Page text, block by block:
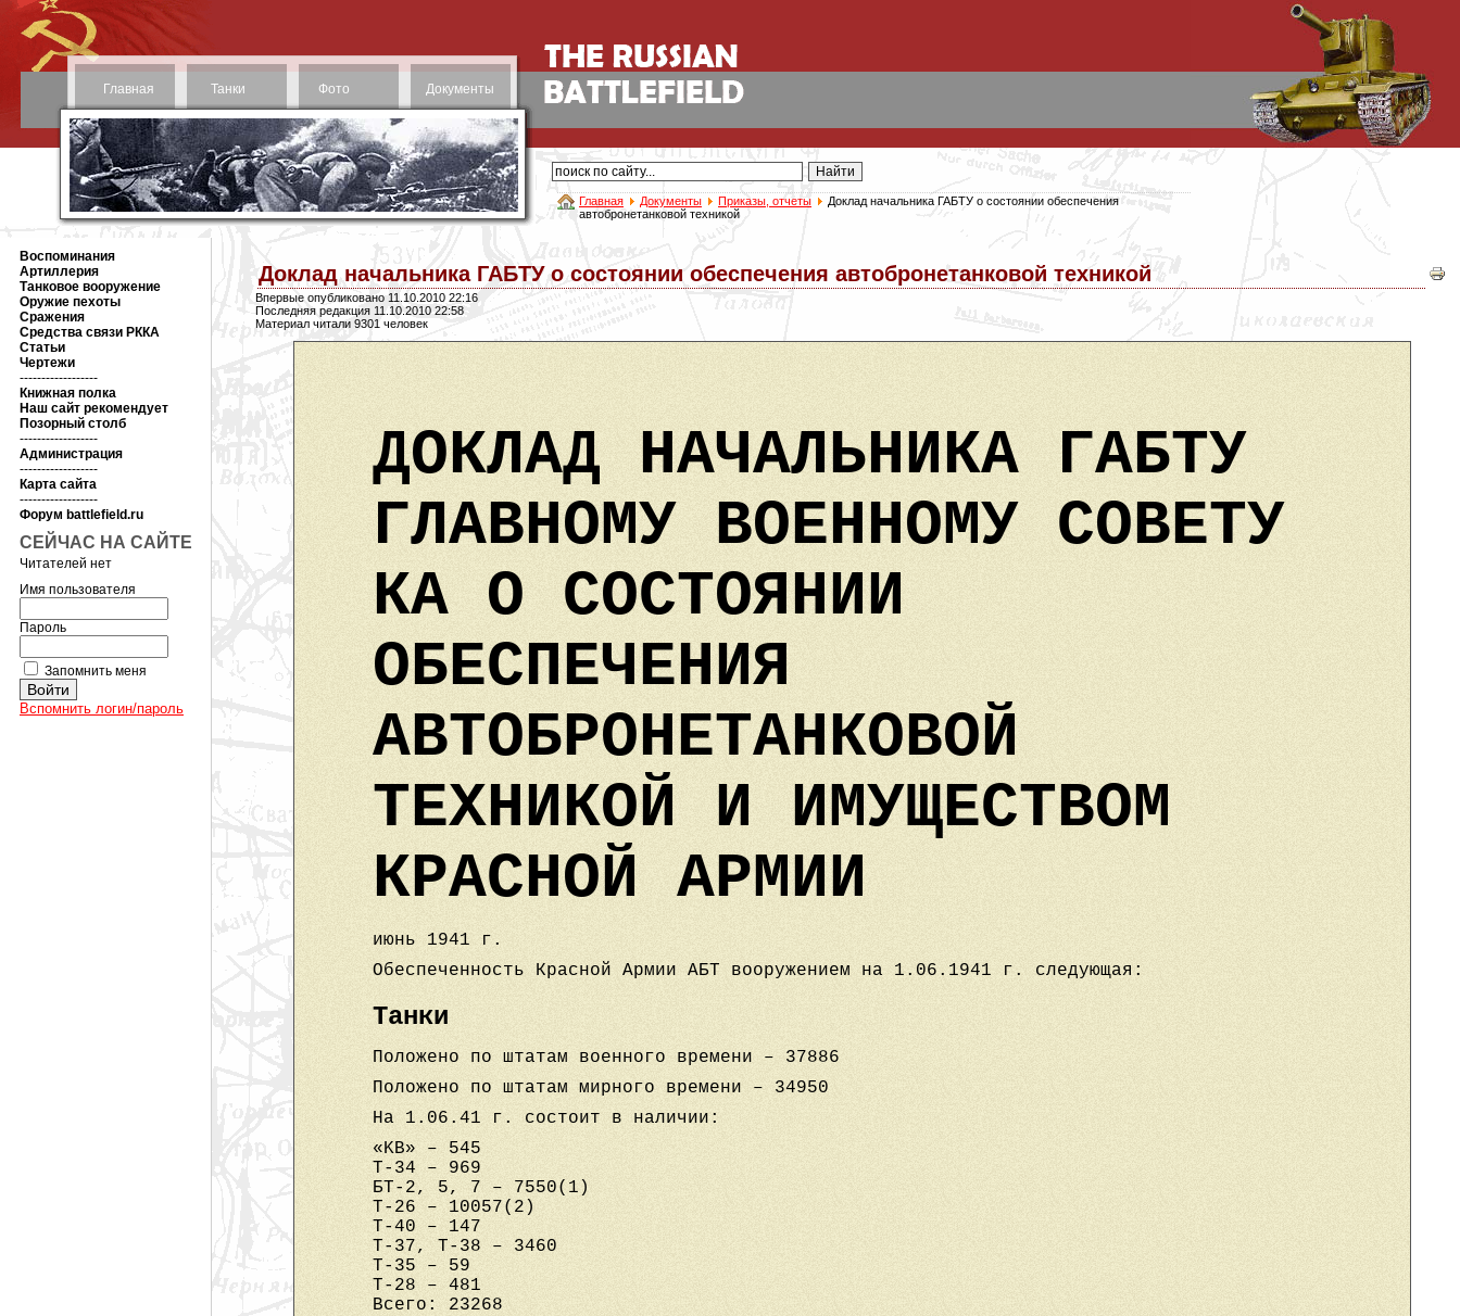
Главная Танки Фото Документы
Главная Документы Приказы, отчеты
Доклад начальника ГАБТУ о состоянии обеспечения
автобронетанковой техникой
Воспоминания
Артиллерия
Танковое вооружение
Оружие пехоты
Сражения
Средства связи РККА
Статьи
Чертежи
------------------
Книжная полка
Наш сайт рекомендует
Позорный столб
------------------
Администрация
------------------
Карта сайта
------------------
Форум battlefield.ru
СЕЙЧАС НА САЙТЕ
Читателей нет
Имя пользователя
Пароль
Запомнить меня
Вспомнить логин/пароль
Доклад начальника ГАБТУ о состоянии обеспечения автобронетанковой техникой
Впервые опубликовано 11.10.2010 22:16
Последняя редакция 11.10.2010 22:58
Материал читали 9301 человек
ДОКЛАД НАЧАЛЬНИКА ГАБТУ
ГЛАВНОМУ ВОЕННОМУ СОВЕТУ
КА О СОСТОЯНИИ
ОБЕСПЕЧЕНИЯ
АВТОБРОНЕТАНКОВОЙ
ТЕХНИКОЙ И ИМУЩЕСТВОМ
КРАСНОЙ АРМИИ
июнь 1941 г.
Обеспеченность Красной Армии АБТ вооружением на 1.06.1941 г. следующая:
Танки
Положено по штатам военного времени – 37886
Положено по штатам мирного времени – 34950
На 1.06.41 г. состоит в наличии:
«KB» – 545
Т-34 – 969
БТ-2, 5, 7 – 7550(1)
Т-26 – 10057(2)
Т-40 – 147
Т-37, Т-38 – 3460
Т-35 – 59
Т-28 – 481
Всего: 23268